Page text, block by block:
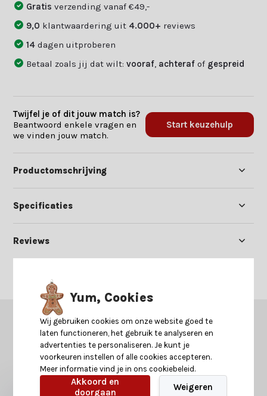
Gratisverzending vanaf €49,-
9,0 klantwaardering uit 4.000+ reviews
14dagen uitproberen
Betaal zoals jij dat wilt:vooraf, achteraf of gespreid
Twijfel je of dit jouw match is?
Beantwoord enkele vragen en
we vinden jouw match.
Start keuzehulp
Productomschrijving
Specificaties
Reviews
GERELATEERDE PRODUCTEN
Misschien is dit ook iets voor je?
Yum, Cookies
Wij gebruiken cookies om onze website goed te
laten functioneren, het gebruik te analyseren en
advertenties te personaliseren. Je kunt je
voorkeuren instellen of alle cookies accepteren.
Meer informatie vind je in ons cookiebeleid.
Akkoord en
doorgaan
Weigeren